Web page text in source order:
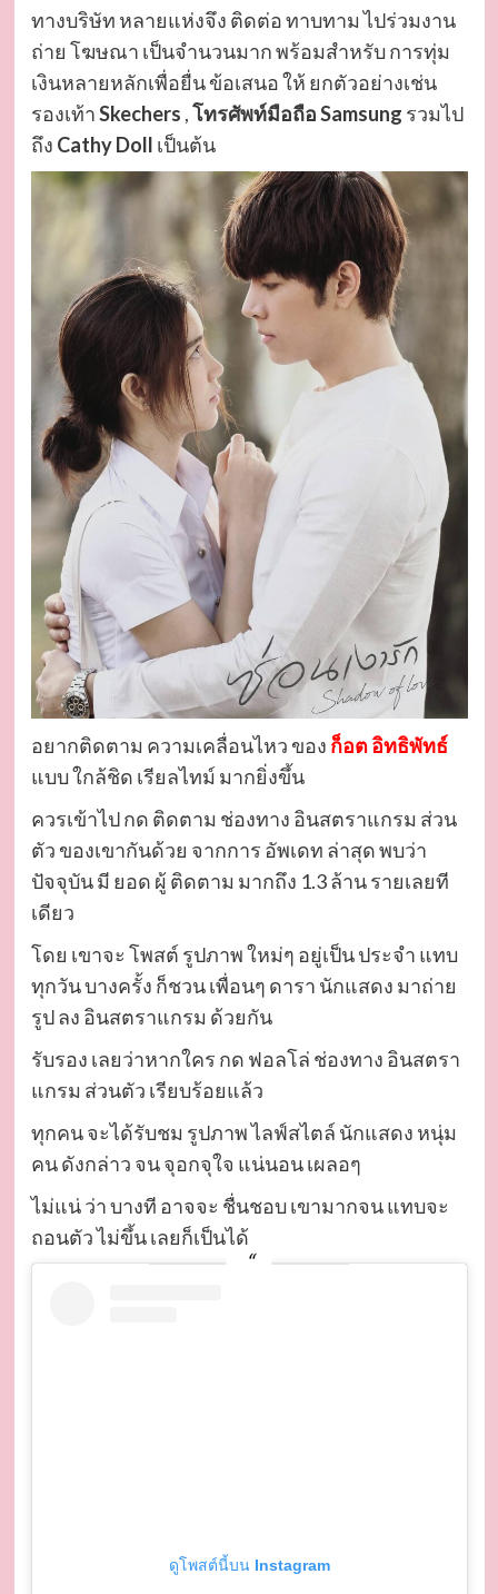
ทางบริษัท หลายแห่งจึง ติดต่อ ทาบทาม ไปร่วมงาน
ถ่าย โฆษณา เป็นจำนวนมาก พร้อมสำหรับ การทุ่ม
เงินหลายหลักเพื่อยื่น ข้อเสนอ ให้ ยกตัวอย่างเช่น
รองเท้าSkechers ,โทรศัพท์มือถือ Samsung รวมไป
ถึง Cathy Doll เป็นต้น
อยากติดตาม ความเคลื่อนไหว ของ ก็อต อิทธิพัทธ์
แบบ ใกล้ชิด เรียลไทม์ มากยิ่งขึ้น
ควรเข้าไป กด ติดตาม ช่องทาง อินสตราแกรม ส่วน
ตัว ของเขากันด้วย จากการ อัพเดท ล่าสุด พบว่า
ปัจจุบัน มี ยอด ผู้ ติดตาม มากถึง 1.3 ล้าน รายเลยที
เดียว
โดย เขาจะ โพสต์ รูปภาพ ใหม่ๆ อยู่เป็น ประจำ แทบ
ทุกวัน บางครั้ง ก็ชวน เพื่อนๆ ดารา นักแสดง มาถ่าย
รูป ลง อินสตราแกรม ด้วยกัน
รับรอง เลยว่าหากใคร กด ฟอลโล่ ช่องทาง อินสตรา
แกรม ส่วนตัว เรียบร้อยแล้ว
ทุกคน จะได้รับชม รูปภาพ ไลฟ์สไตล์ นักแสดง หนุ่ม
คน ดังกล่าว จน จุอกจุใจ แน่นอน เผลอๆ
ไม่แน่ ว่า บางที อาจจะ ชื่นชอบ เขามากจน แทบจะ
ถอนตัว ไม่ขึ้น เลยก็เป็นได้
ดูโพสต์นี้บน Instagram